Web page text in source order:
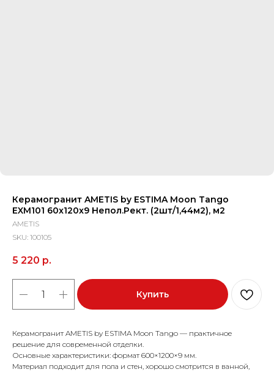
Керамогранит AMETIS by ESTIMA Moon Tango
EXM101 60x120x9 Непол.Рект. (2шт/1,44м2), м2
AMETIS
SKU: 100105
5 220 р.
Купить
Керамогранит AMETIS by ESTIMA Moon Tango — практичное
решение для современной отделки.
Основные характеристики: формат 600×1200×9 мм.
Материал подходит для пола и стен, хорошо смотрится в ванной,